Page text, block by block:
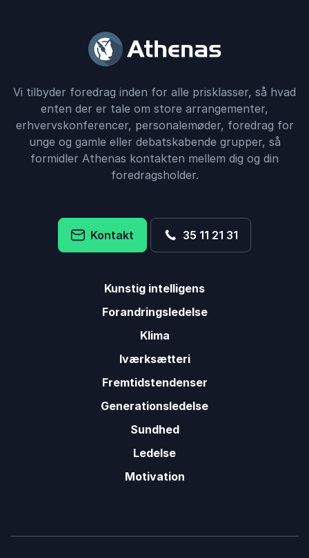
Vi tilbyder foredrag inden for alle prisklasser, så hvad
enten der er tale om store arrangementer,
erhvervskonferencer, personalemøder, foredrag for
unge og gamle eller debatskabende grupper, så
formidler Athenas kontakten mellem dig og din
foredragsholder.
Kontakt 35 11 21 31
Kunstig intelligens
Forandringsledelse
Klima
Iværksætteri
Fremtidstendenser
Generationsledelse
Sundhed
Ledelse
Motivation